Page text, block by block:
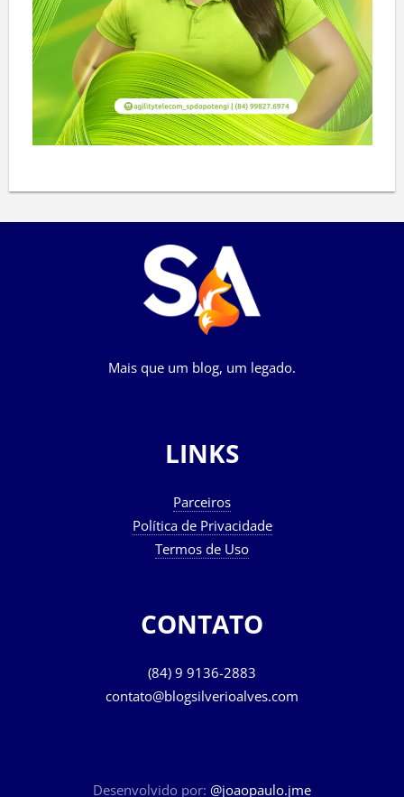
Mais que um blog, um legado.
LINKS
Parceiros
Política de Privacidade
Termos de Uso
CONTATO
(84) 9 9136-2883
contato@blogsilverioalves.com